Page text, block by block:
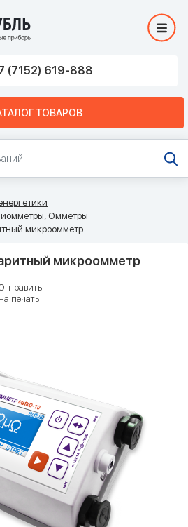
(7152) 619-888
ТОВАРОВ
Омметры
микроомметр
микроомметр
на печать